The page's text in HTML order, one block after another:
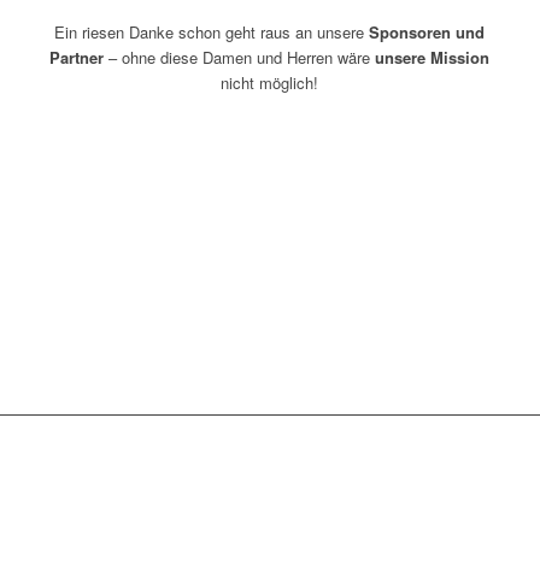
Ein riesen Danke schon geht raus an unsereSponsoren und
Partner – ohne diese Damen und Herren wäreunsere Mission
nicht möglich!